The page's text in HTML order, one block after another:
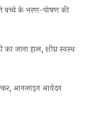
बच्चे के भरण-पोषण की
का जाना हाल, शीघ्र स्वस्थ
आनलाइन आवेदन